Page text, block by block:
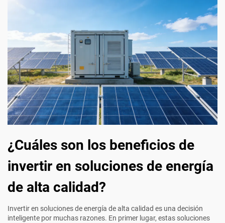
¿Cuáles son los beneficios de
invertir en soluciones de energía
de alta calidad?
Invertir en soluciones de energía de alta calidad es una decisión
inteligente por muchas razones. En primer lugar, estas soluciones